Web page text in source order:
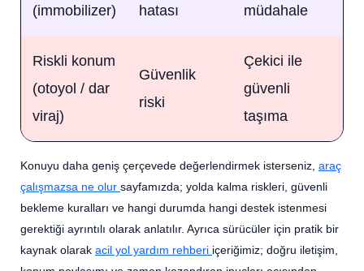
(immobilizer) hatası müdahale
Riskli konum
(otoyol / dar
viraj)
Güvenlik
riski
Çekici ile
güvenli
taşıma
Konuyu daha geniş çerçevede değerlendirmek isterseniz, araç
çalışmazsa ne olur sayfamızda; yolda kalma riskleri, güvenli
bekleme kuralları ve hangi durumda hangi destek istenmesi
gerektiği ayrıntılı olarak anlatılır. Ayrıca sürücüler için pratik bir
kaynak olarak acil yol yardım rehberi içeriğimiz; doğru iletişim,